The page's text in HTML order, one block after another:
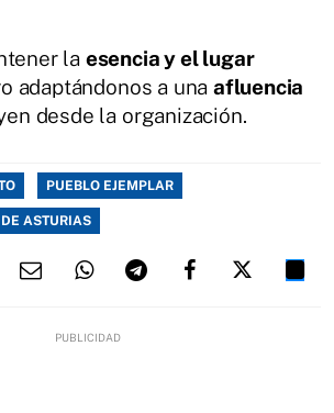
la esencia y el lugar
adaptándonos a una afluencia
desde la organización.
PUEBLO EJEMPLAR
ASTURIAS